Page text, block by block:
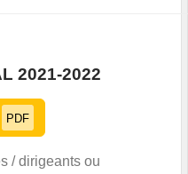
2021-2022
PDF
/ dirigeants ou